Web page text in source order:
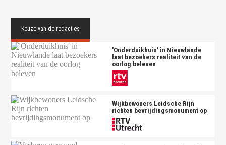
'Onderduikhuis' in Nieuwlande
laat bezoekers realiteit van de
oorlog beleven
Wijkbewoners Leidsche Rijn
richten bevrijdingsmonument op